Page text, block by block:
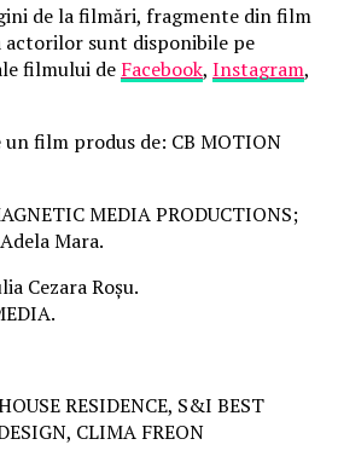
de la filmări, fragmente din film
actorilor sunt disponibile pe
filmului de Facebook, Instagram,
un film produs de: CB MOTION
MEDIA PRODUCTIONS;
Mara.
Cezara Roșu.
RESIDENCE, S&I BEST
CLIMA FREON